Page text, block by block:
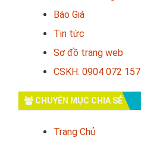
Báo Giá
Tin tức
Sơ đồ trang web
CSKH: 0904 072 157
CHUYÊN MỤC CHIA SẺ
Trang Chủ